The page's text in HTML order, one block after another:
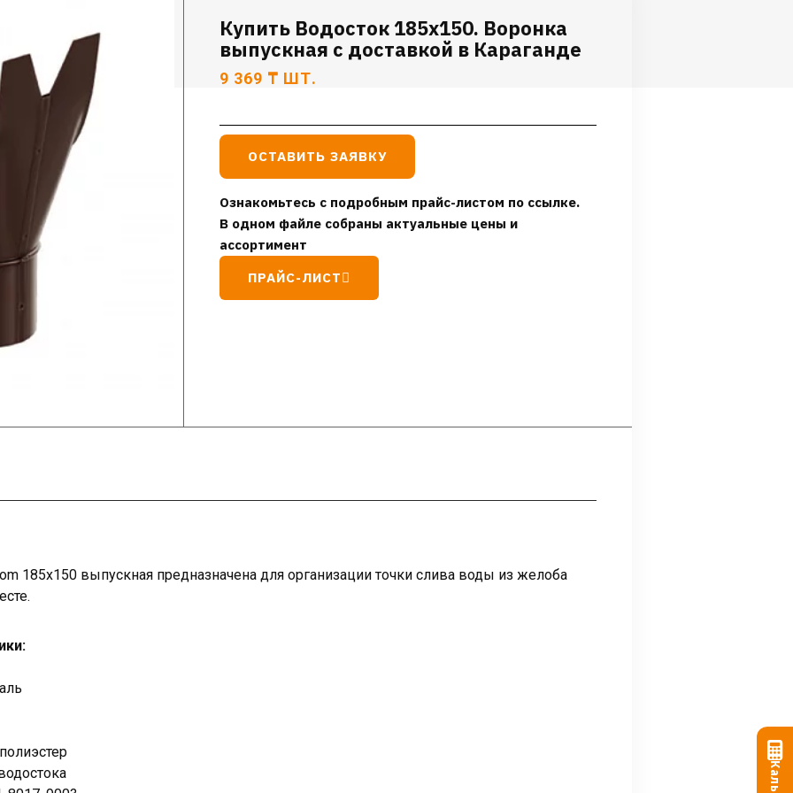
Купить Водосток 185х150. Воронка
выпускная с доставкой в Караганде
9 369 ₸ ШТ.
ОСТАВИТЬ ЗАЯВКУ
Ознакомьтесь с подробным прайс-листом по ссылке.
В одном файле собраны актуальные цены и
ассортимент
ПРАЙС-ЛИСТ
185х150 выпускная предназначена для организации точки слива воды из желоба